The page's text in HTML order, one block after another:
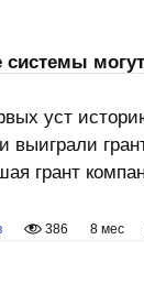
уст
выиграли
грант
386 8 мес